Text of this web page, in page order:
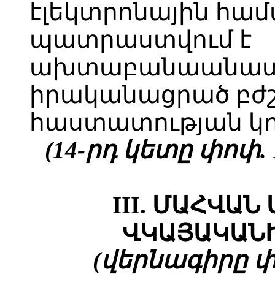
էլեկտրոնային
պատրաստվում է
իրականացրած
հաստատության
(14-րդ կետը փոփ.
III. ՄԱՀՎԱՆ
(վերնագիրը